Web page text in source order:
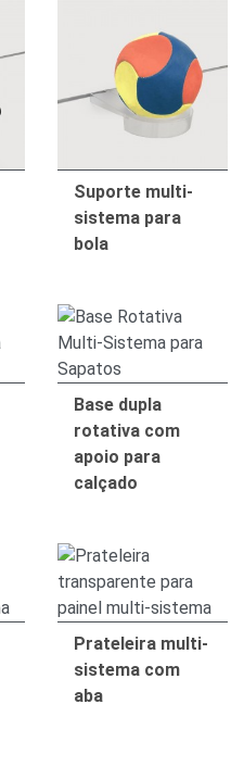
Suporte multi-
sistema para
bola
Base dupla
rotativa com
apoio para
calçado
Prateleira multi-
sistema com
aba